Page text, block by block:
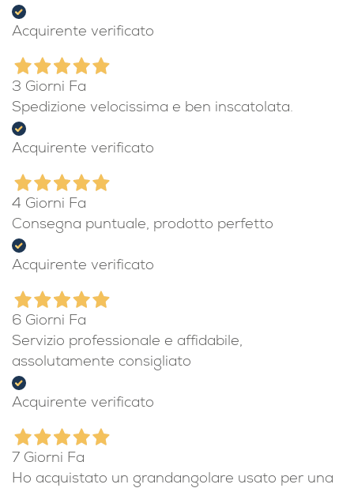
Acquirente verificato
3 Giorni Fa
Spedizione velocissima e ben inscatolata.
Acquirente verificato
4 Giorni Fa
Consegna puntuale, prodotto perfetto
Acquirente verificato
6 Giorni Fa
Servizio professionale e affidabile,
assolutamente consigliato
Acquirente verificato
7 Giorni Fa
Ho acquistato un grandangolare usato per una